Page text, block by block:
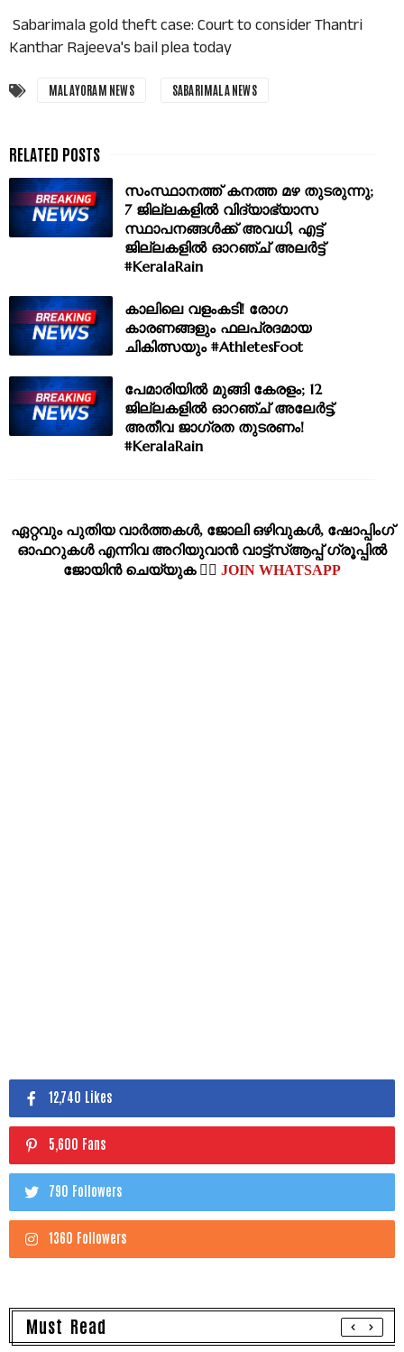
Sabarimala gold theft case: Court to consider Thantri
Kanthar Rajeeva's bail plea today
MALAYORAM NEWS SABARIMALA NEWS
സംസ്ഥാനത്ത് കനത്ത മഴ തുടരുന്നു;
7 ജില്ലകളിൽ വിദ്യാഭ്യാസ
സ്ഥാപനങ്ങൾക്ക് അവധി, എട്ട്
ജില്ലകളിൽ ഓറഞ്ച് അലർട്ട്
#KeralaRain
കാലിലെ വളംകടി! രോഗ
കാരണങ്ങളും ഫലപ്രദമായ
ചികിത്സയും #AthletesFoot
പേമാരിയിൽ മുങ്ങി കേരളം; 12
ജില്ലകളിൽ ഓറഞ്ച് അലേർട്ട്,
അതീവ ജാഗ്രത തുടരണം!
#KeralaRain
ഏറ്റവും പുതിയ വാര്‍ത്തകള്‍, ജോലി ഒഴിവുകള്‍, ഷോപ്പിംഗ്‌
ഓഫറുകള്‍ എന്നിവ അറിയുവാന്‍ വാട്ട്സ്ആപ്പ് ഗ്രൂപ്പില്‍
ജോയിന്‍ ചെയ്യുക 👉🏽 JOIN WHATSAPP
12,740 Likes
5,600 Fans
790 Followers
1360 Followers
Must Read